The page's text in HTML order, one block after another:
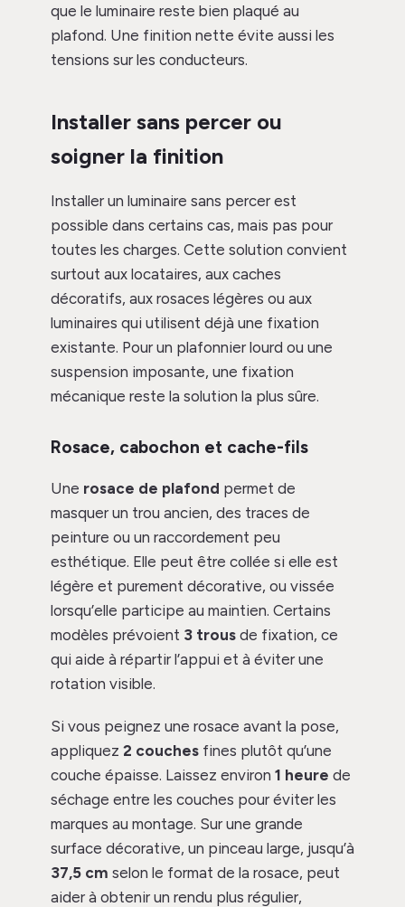
que le luminaire reste bien plaqué au
plafond. Une finition nette évite aussi les
tensions sur les conducteurs.
Installer sans percer ou
soigner la finition
Installer un luminaire sans percer est
possible dans certains cas, mais pas pour
toutes les charges. Cette solution convient
surtout aux locataires, aux caches
décoratifs, aux rosaces légères ou aux
luminaires qui utilisent déjà une fixation
existante. Pour un plafonnier lourd ou une
suspension imposante, une fixation
mécanique reste la solution la plus sûre.
Rosace, cabochon et cache-fils
Une rosace de plafond permet de
masquer un trou ancien, des traces de
peinture ou un raccordement peu
esthétique. Elle peut être collée si elle est
légère et purement décorative, ou vissée
lorsqu’elle participe au maintien. Certains
modèles prévoient 3 trous de fixation, ce
qui aide à répartir l’appui et à éviter une
rotation visible.
Si vous peignez une rosace avant la pose,
appliquez 2 couches fines plutôt qu’une
couche épaisse. Laissez environ 1 heure de
séchage entre les couches pour éviter les
marques au montage. Sur une grande
surface décorative, un pinceau large, jusqu’à
37,5 cm selon le format de la rosace, peut
aider à obtenir un rendu plus régulier,